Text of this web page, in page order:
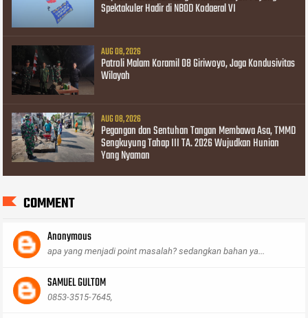
Spektakuler Hadir di NBOD Kodaeral VI
AUG 08, 2026
Patroli Malam Koramil 08 Giriwoyo, Jaga Kondusivitas
Wilayah
AUG 08, 2026
Pegangan dan Sentuhan Tangan Membawa Asa, TMMD
Sengkuyung Tahap III TA. 2026 Wujudkan Hunian
Yang Nyaman
COMMENT
Anonymous
apa yang menjadi point masalah? sedangkan bahan ya...
SAMUEL GULTOM
0853-3515-7645,